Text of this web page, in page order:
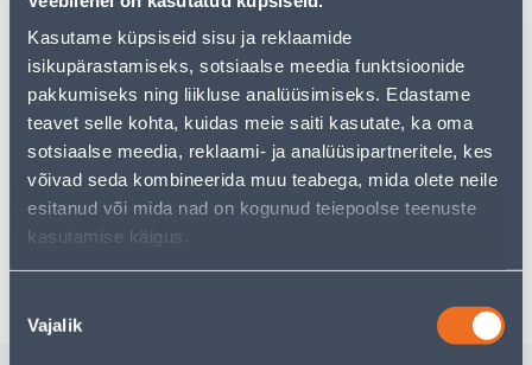
Kasutame küpsiseid sisu ja reklaamide
isikupärastamiseks, sotsiaalse meedia funktsioonide
pakkumiseks ning liikluse analüüsimiseks. Edastame
teavet selle kohta, kuidas meie saiti kasutate, ka oma
sotsiaalse meedia, reklaami- ja analüüsipartneritele, kes
võivad seda kombineerida muu teabega, mida olete neile
esitanud või mida nad on kogunud teiepoolse teenuste
kasutamise käigus.
valik
Vajalik
• Riiulikandur on mõõtmetega 300 x 350 mm.
• Värv: hall
• 14-päevane tagastusõigus.
Eeldatav kojuvedu 3,69 € al. 2-5 tööpäeva
Tarne pakiautomaati al. 2,29 € al. 2-5 tööpäeva